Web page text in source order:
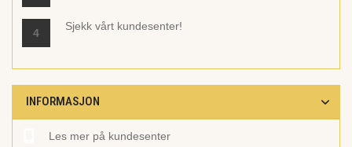
4
Sjekk vårt kundesenter!
INFORMASJON
Les mer på kundesenter